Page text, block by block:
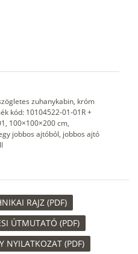
zuhanykabin, króm
kód: 10104522-01-01R +
100×100×200 cm,
jobbos ajtóból, jobbos ajtó
RAJZ (PDF)
ÚTMUTATÓ (PDF)
NYILATKOZAT (PDF)